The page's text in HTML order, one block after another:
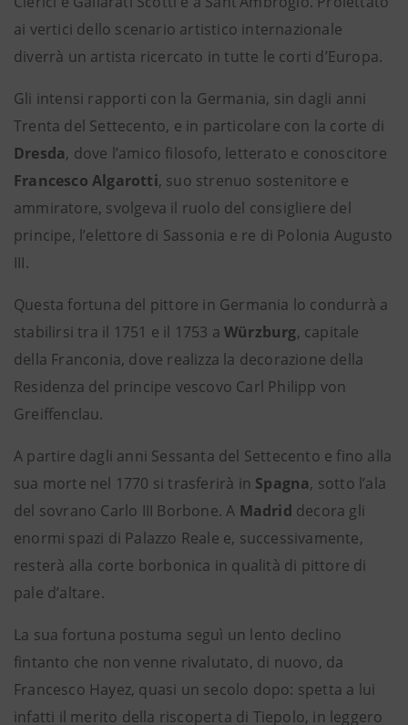
ai vertici dello scenario artistico internazionale
diverrà un artista ricercato in tutte le corti d’Europa.
Gli intensi rapporti con la Germania, sin dagli anni
Trenta del Settecento, e in particolare con la corte di
Dresda, dove l’amico filosofo, letterato e conoscitore
Francesco Algarotti, suo strenuo sostenitore e
ammiratore, svolgeva il ruolo del consigliere del
principe, l’elettore di Sassonia e re di Polonia Augusto
III.
Questa fortuna del pittore in Germania lo condurrà a
stabilirsi tra il 1751 e il 1753 a Würzburg, capitale
della Franconia, dove realizza la decorazione della
Residenza del principe vescovo Carl Philipp von
Greiffenclau.
A partire dagli anni Sessanta del Settecento e fino alla
sua morte nel 1770 si trasferirà in Spagna, sotto l’ala
del sovrano Carlo III Borbone. A Madrid decora gli
enormi spazi di Palazzo Reale e, successivamente,
resterà alla corte borbonica in qualità di pittore di
pale d’altare.
La sua fortuna postuma seguì un lento declino
fintanto che non venne rivalutato, di nuovo, da
Francesco Hayez, quasi un secolo dopo: spetta a lui
infatti il merito della riscoperta di Tiepolo, in leggero